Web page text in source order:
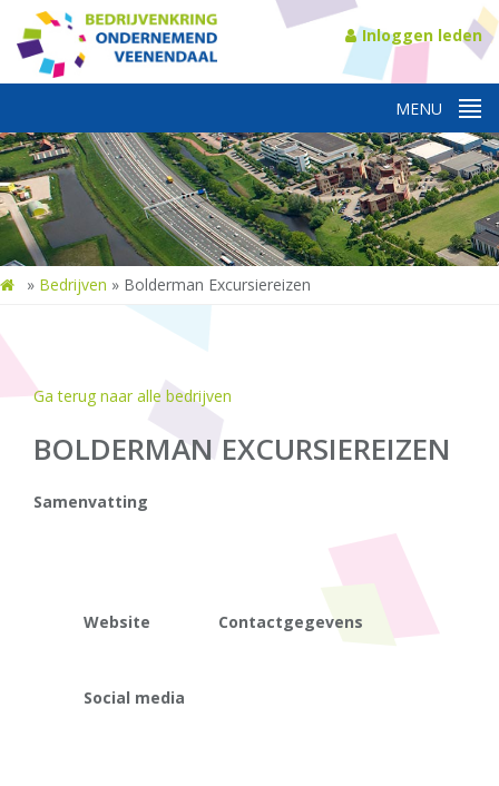
Inloggen leden
» Bedrijven » Bolderman Excursiereizen
Ga terug naar alle bedrijven
BOLDERMAN EXCURSIEREIZEN
Samenvatting
Website
Social media
Contactgegevens